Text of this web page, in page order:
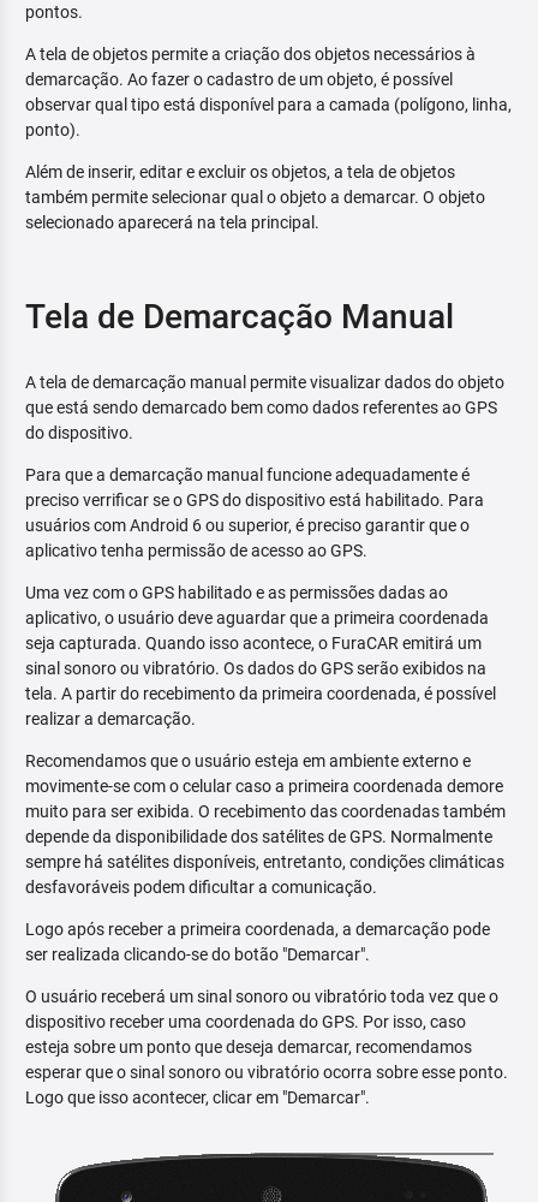
pontos.
A tela de objetos permite a criação dos objetos necessários à
demarcação. Ao fazer o cadastro de um objeto, é possível
observar qual tipo está disponível para a camada (polígono, linha,
ponto).
Além de inserir, editar e excluir os objetos, a tela de objetos
também permite selecionar qual o objeto a demarcar. O objeto
selecionado aparecerá na tela principal.
Tela de Demarcação Manual
A tela de demarcação manual permite visualizar dados do objeto
que está sendo demarcado bem como dados referentes ao GPS
do dispositivo.
Para que a demarcação manual funcione adequadamente é
preciso verrificar se o GPS do dispositivo está habilitado. Para
usuários com Android 6 ou superior, é preciso garantir que o
aplicativo tenha permissão de acesso ao GPS.
Uma vez com o GPS habilitado e as permissões dadas ao
aplicativo, o usuário deve aguardar que a primeira coordenada
seja capturada. Quando isso acontece, o FuraCAR emitirá um
sinal sonoro ou vibratório. Os dados do GPS serão exibidos na
tela. A partir do recebimento da primeira coordenada, é possível
realizar a demarcação.
Recomendamos que o usuário esteja em ambiente externo e
movimente-se com o celular caso a primeira coordenada demore
muito para ser exibida. O recebimento das coordenadas também
depende da disponibilidade dos satélites de GPS. Normalmente
sempre há satélites disponíveis, entretanto, condições climáticas
desfavoráveis podem dificultar a comunicação.
Logo após receber a primeira coordenada, a demarcação pode
ser realizada clicando-se do botão "Demarcar".
O usuário receberá um sinal sonoro ou vibratório toda vez que o
dispositivo receber uma coordenada do GPS. Por isso, caso
esteja sobre um ponto que deseja demarcar, recomendamos
esperar que o sinal sonoro ou vibratório ocorra sobre esse ponto.
Logo que isso acontecer, clicar em "Demarcar".